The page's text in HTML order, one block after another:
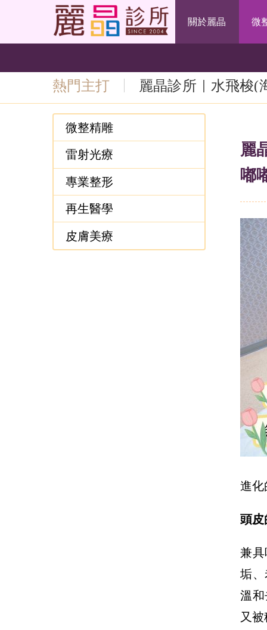
關於麗晶 微
熱門主打
麗晶診所｜水飛梭(
無痛清粉刺推薦｜
微整精雕
雷射光療
專業整形
再生醫學
皮膚美療
麗
嘟
進化
頭皮
兼
垢
溫
又